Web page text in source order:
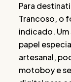
Para
Trancoso, o
indicado.
papel
artesanal,
motoboy e